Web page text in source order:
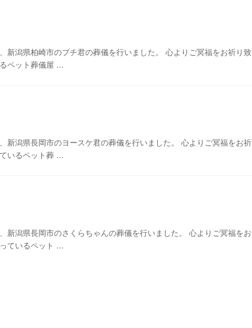
新潟県柏崎市のブチ君の葬儀を行いました。 心よりご冥福をお祈り致
ペット葬儀屋 ...
新潟県長岡市のヨースケ君の葬儀を行いました。 心よりご冥福をお祈
いるペット葬 ...
新潟県長岡市のさくらちゃんの葬儀を行いました。 心よりご冥福をお
ているペット ...